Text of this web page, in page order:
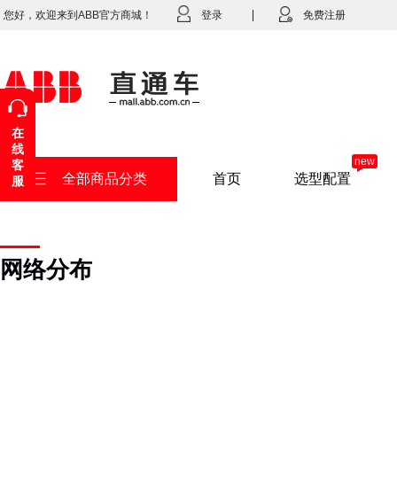
您好，欢迎来到ABB官方商城！ 登录 免费注册
全部商品分类 首页 选型配置
new
网络分布
在
线
客
服